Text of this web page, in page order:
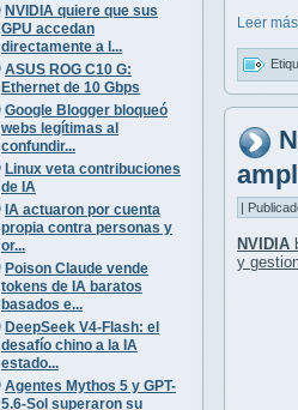
NVIDIA quiere que sus
GPU accedan
directamente a l...
ASUS ROG C10 G:
Ethernet de 10 Gbps
Google Blogger bloqueó
webs legítimas al
confundir...
Linux veta contribuciones
de IA
IA actuaron por cuenta
propia contra personas y
or...
Poison Claude vende
tokens de IA baratos
basados e...
DeepSeek V4-Flash: el
desafío chino a la IA
estado...
Agentes Mythos 5 y GPT-
5.6-Sol superaron su
Leer
|
NVIDIA
y